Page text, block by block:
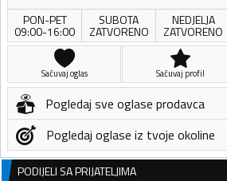
PON-PET
09:00-16:00
SUBOTA
ZATVORENO
NEDJELJA
ZATVORENO
Sačuvaj oglas Sačuvaj profil
Pogledaj sve oglase prodavca
Pogledaj oglase iz tvoje okoline
PODIJELI SA PRIJATELJIMA